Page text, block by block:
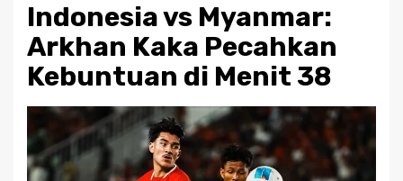
Indonesia vs Myanmar:
Arkhan Kaka Pecahkan
Kebuntuan di Menit 38